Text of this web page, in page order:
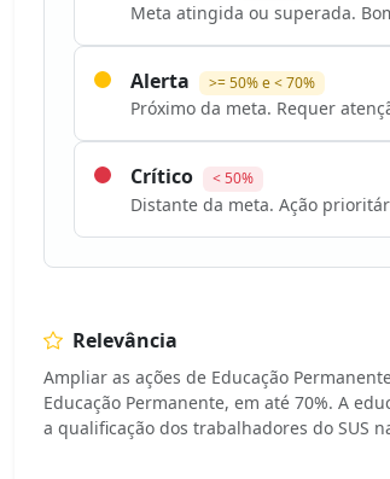
Meta atingida ou superada.
Alerta >= 50% e < 70%
Próximo da meta. Requer
Crítico < 50%
Distante da meta. Ação
Relevância
Ampliar as ações de Educação
Educação Permanente, em até 70%. A
a qualificação dos trabalhadores do SUS